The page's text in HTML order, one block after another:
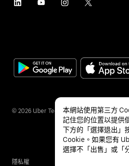
© 2026 Uber Technologies Inc.
隱私權
本網站使用第三方
記住您的位置以提供
下方的「選擇退出」
Cookie。如果您有
選擇不「出售」或「